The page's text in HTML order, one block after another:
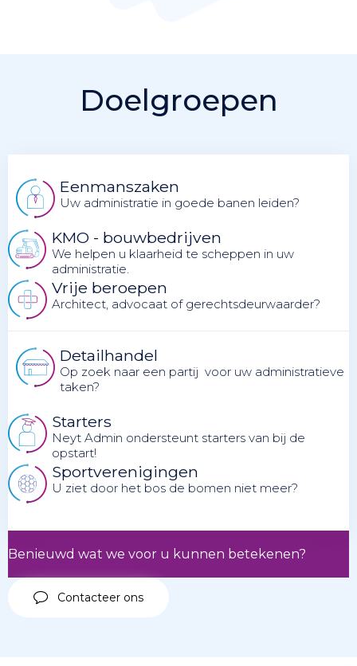
Doelgroepen
Eenmanszaken
Uw administratie in goede banen leiden?
KMO - bouwbedrijven
We helpen u klaarheid te scheppen in uw
administratie.
Vrije beroepen
Architect, advocaat of gerechtsdeurwaarder?
Detailhandel
Op zoek naar een partij voor uw administratieve
taken?
Starters
Neyt Admin ondersteunt starters van bij de
opstart!
Sportverenigingen
U ziet door het bos de bomen niet meer?
Benieuwd wat we voor u kunnen betekenen?
Contacteer ons